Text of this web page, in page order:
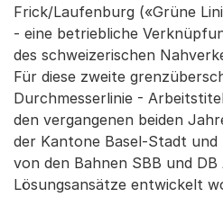
Frick/Laufenburg («Grüne
- eine betriebliche
des schweizerischen
Für diese zweite
Durchmesserlinie -
den vergangenen beiden
der Kantone Basel-Stadt und
von den Bahnen SBB und DB
Lösungsansätze entwickelt